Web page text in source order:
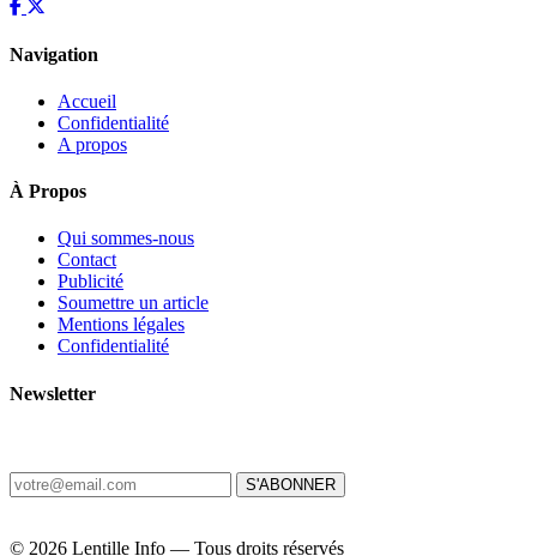
Navigation
Accueil
Confidentialité
A propos
À Propos
Qui sommes-nous
Contact
Publicité
Soumettre un article
Mentions légales
Confidentialité
Newsletter
S'ABONNER
© 2026 Lentille Info — Tous droits réservés